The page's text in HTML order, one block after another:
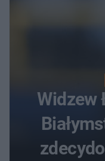
Widzew